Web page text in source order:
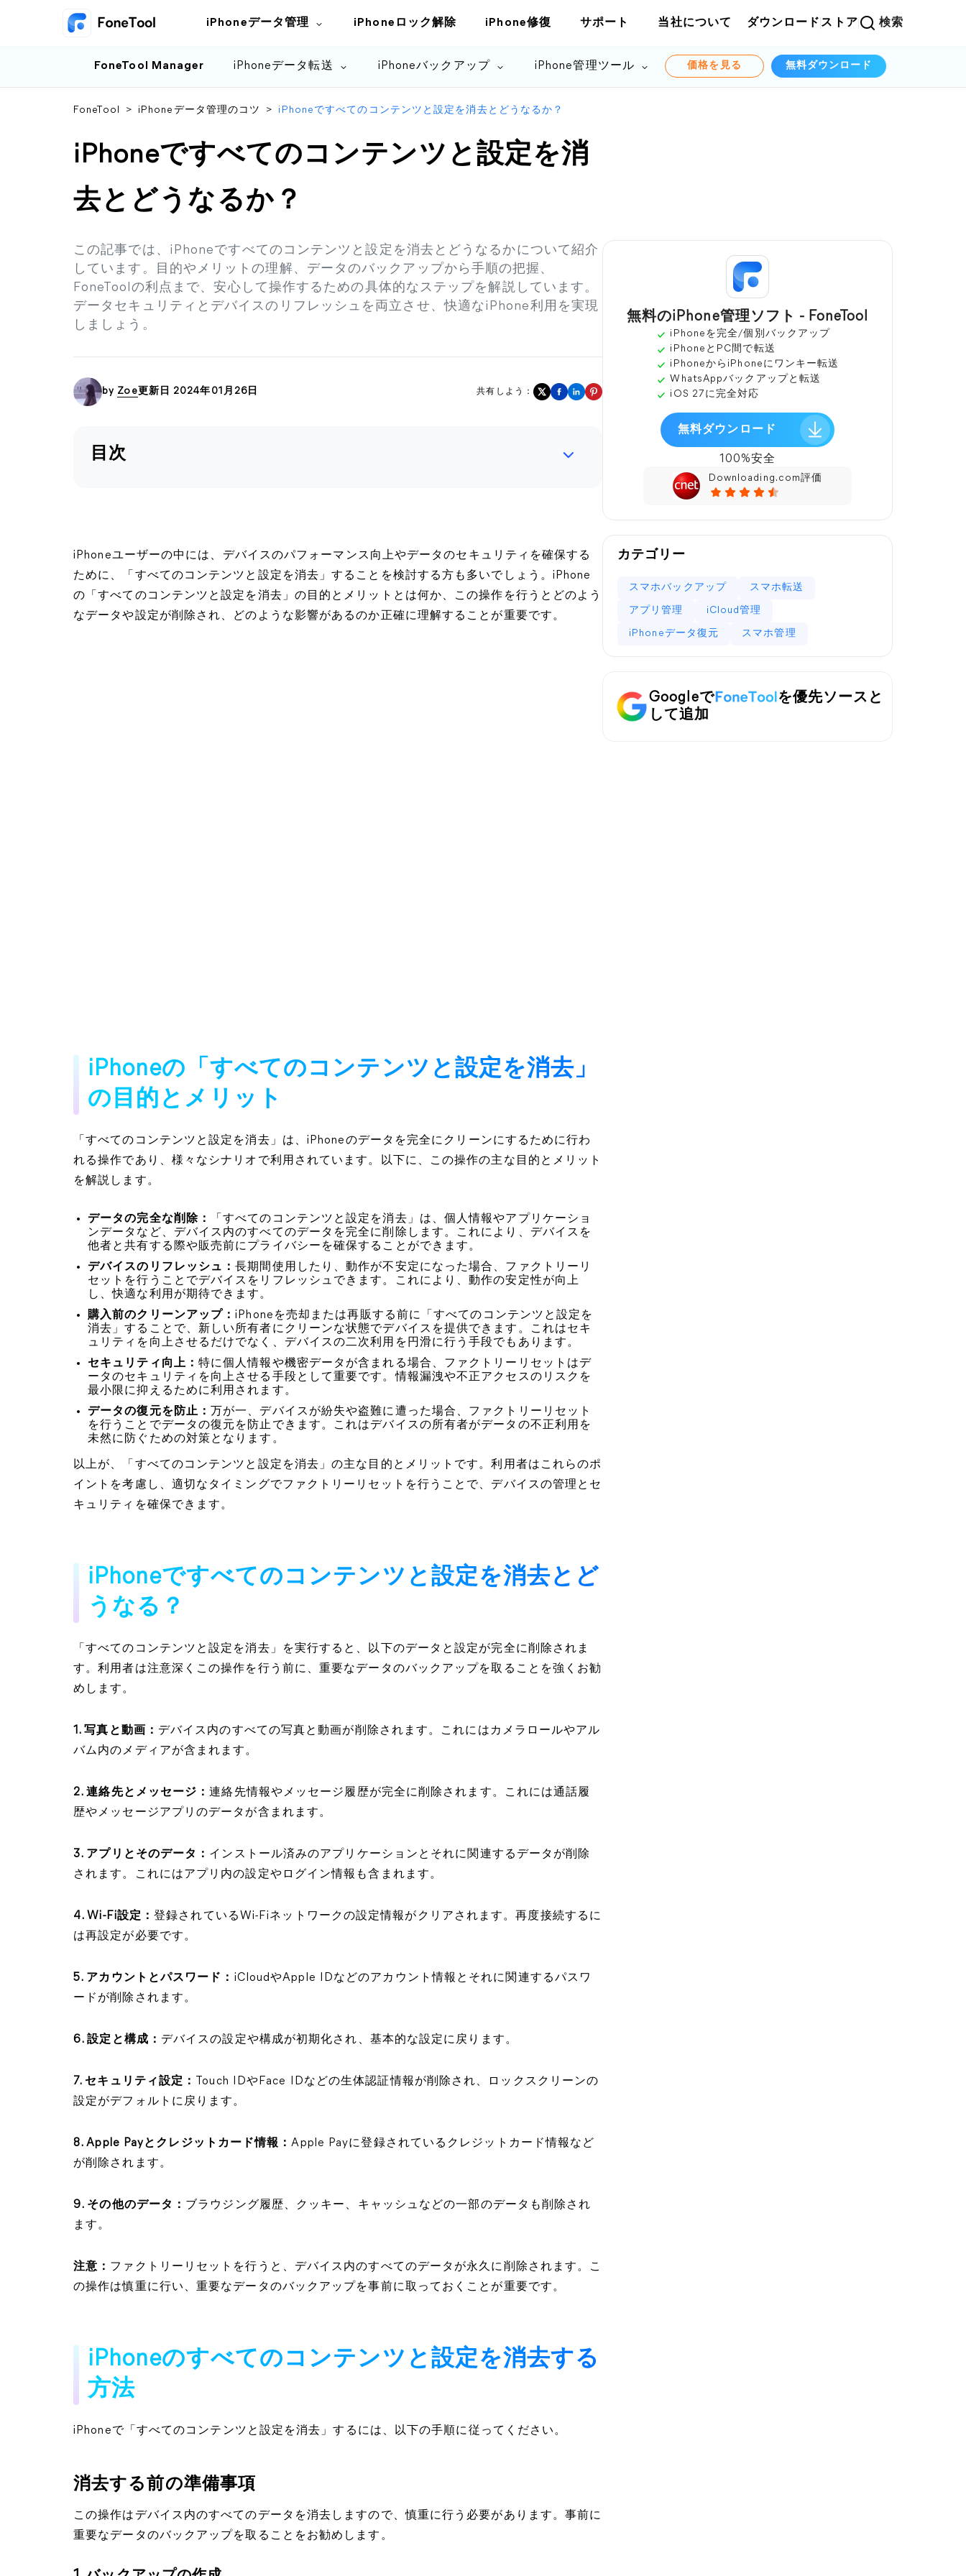
iPhoneデータ管理 iPhoneロック解除 iPhone修復 サポート 当社について ダウンロード ストア 検索
FoneTool Manager iPhoneデータ転送 iPhoneバックアップ iPhone管理ツール 価格を見る 無料ダウンロード
FoneTool > iPhoneデータ管理のコツ > iPhoneですべてのコンテンツと設定を消去とどうなるか？
iPhoneですべてのコンテンツと設定を消
去とどうなるか？
この記事では、iPhoneですべてのコンテンツと設定を消去とどうなるかについて紹介
しています。目的やメリットの理解、データのバックアップから手順の把握、
FoneToolの利点まで、安心して操作するための具体的なステップを解説しています。
データセキュリティとデバイスのリフレッシュを両立させ、快適なiPhone利用を実現
しましょう。
by Zoe更新日 2024年01月26日 共有しよう：
目次
iPhoneユーザーの中には、デバイスのパフォーマンス向上やデータのセキュリティを確保する
ために、「すべてのコンテンツと設定を消去」することを検討する方も多いでしょう。iPhone
の「すべてのコンテンツと設定を消去」の目的とメリットとは何か、この操作を行うとどのよう
なデータや設定が削除され、どのような影響があるのか正確に理解することが重要です。
iPhoneの「すべてのコンテンツと設定を消去」
の目的とメリット
「すべてのコンテンツと設定を消去」は、iPhoneのデータを完全にクリーンにするために行わ
れる操作であり、様々なシナリオで利用されています。以下に、この操作の主な目的とメリット
を解説します。
データの完全な削除：
「すべてのコンテンツと設定を消去」は、個人情報やアプリケーショ
ンデータなど、デバイス内のすべてのデータを完全に削除します。これにより、デバイスを
他者と共有する際や販売前にプライバシーを確保することができます。
デバイスのリフレッシュ：長期間使用したり、動作が不安定になった場合、ファクトリーリ
セットを行うことでデバイスをリフレッシュできます。これにより、動作の安定性が向上
し、快適な利用が期待できます。
購入前のクリーンアップ：iPhoneを売却または再販する前に「すべてのコンテンツと設定を
消去」することで、新しい所有者にクリーンな状態でデバイスを提供できます。これはセキ
ュリティを向上させるだけでなく、デバイスの二次利用を円滑に行う手段でもあります。
セキュリティ向上： 特に個人情報や機密データが含まれる場合、ファクトリーリセットはデ
ータのセキュリティを向上させる手段として重要です。情報漏洩や不正アクセスのリスクを
最小限に抑えるために利用されます。
データの復元を防止： 万が一、デバイスが紛失や盗難に遭った場合、ファクトリーリセット
を行うことでデータの復元を防止できます。これはデバイスの所有者がデータの不正利用を
未然に防ぐための対策となります。
以上が、「すべてのコンテンツと設定を消去」の主な目的とメリットです。利用者はこれらのポ
イントを考慮し、適切なタイミングでファクトリーリセットを行うことで、デバイスの管理とセ
キュリティを確保できます。
iPhoneですべてのコンテンツと設定を消去とど
うなる？
「すべてのコンテンツと設定を消去」を実行すると、以下のデータと設定が完全に削除されま
す。利用者は注意深くこの操作を行う前に、重要なデータのバックアップを取ることを強くお勧
めします。
1. 写真と動画： デバイス内のすべての写真と動画が削除されます。これにはカメラロールやアル
バム内のメディアが含まれます。
2. 連絡先とメッセージ：連絡先情報やメッセージ履歴が完全に削除されます。これには通話履
歴やメッセージアプリのデータが含まれます。
3. アプリとそのデータ： インストール済みのアプリケーションとそれに関連するデータが削除
されます。これにはアプリ内の設定やログイン情報も含まれます。
4. Wi-Fi設定：登録されているWi-Fiネットワークの設定情報がクリアされます。再度接続するに
は再設定が必要です。
5. アカウントとパスワード： iCloudやApple IDなどのアカウント情報とそれに関連するパスワ
ードが削除されます。
6. 設定と構成： デバイスの設定や構成が初期化され、基本的な設定に戻ります。
7. セキュリティ設定：
Touch IDやFace IDなどの生体認証情報が削除され、ロックスクリーンの
設定がデフォルトに戻ります。
8. Apple Payとクレジットカード情報：Apple Payに登録されているクレジットカード情報など
が削除されます。
9. その他のデータ： ブラウジング履歴、クッキー、キャッシュなどの一部のデータも削除され
ます。
注意： ファクトリーリセットを行うと、デバイス内のすべてのデータが永久に削除されます。こ
の操作は慎重に行い、重要なデータのバックアップを事前に取っておくことが重要です。
iPhoneのすべてのコンテンツと設定を消去する
方法
iPhoneで「すべてのコンテンツと設定を消去」するには、以下の手順に従ってください。
消去する前の準備事項
この操作はデバイス内のすべてのデータを消去しますので、慎重に行う必要があります。事前に
重要なデータのバックアップを取ることをお勧めします。
無料のiPhone管理ソフト - FoneTool
iPhoneを完全/個別バックアップ
iPhoneとPC間で転送
iPhoneからiPhoneにワンキー転送
WhatsAppバックアップと転送
iOS 27に完全対応
無料ダウンロード
100%安全
Downloading.com評価
カテゴリー
スマホバックアップ スマホ転送
アプリ管理 iCloud管理
iPhoneデータ復元 スマホ管理
Googleで
を優先ソースと
して追加